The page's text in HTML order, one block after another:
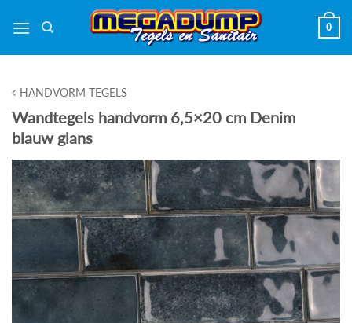
naar
0
HANDVORM TEGELS
Wandtegels handvorm 6,5×20 cm Denim
blauw glans